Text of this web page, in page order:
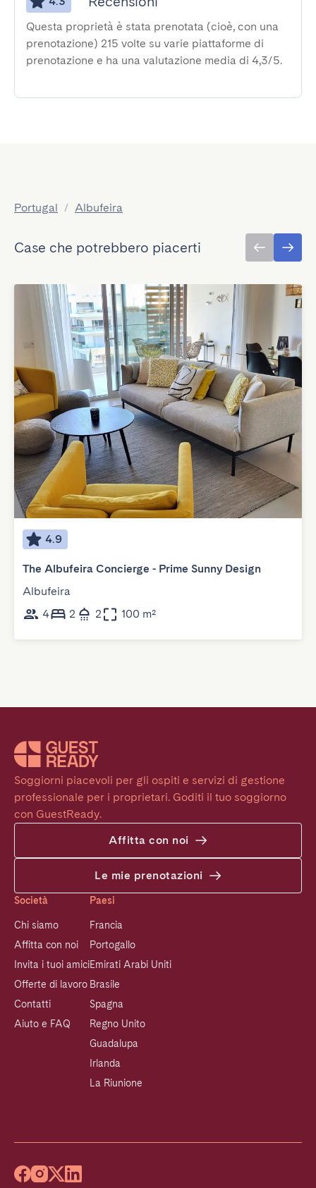
Questa proprietà è stata prenotata (cioè, con una
prenotazione) 215 volte su varie piattaforme di
prenotazione e ha una valutazione media di 4,3/5.
Portugal / Albufeira
Case che potrebbero piacerti
4.9
The Albufeira Concierge - Prime Sunny Design
Albufeira
4
2 2 100 m²
Soggiorni piacevoli per gli ospiti e servizi di gestione
professionale per i proprietari. Goditi il tuo soggiorno
con GuestReady.
Affitta con noi
Le mie prenotazioni
Società
Chi siamo
Affitta con noi
Invita i tuoi amici
Offerte di lavoro
Contatti
Aiuto e FAQ
Paesi
Francia
Portogallo
Emirati Arabi Uniti
Brasile
Spagna
Regno Unito
Guadalupa
Irlanda
La Riunione